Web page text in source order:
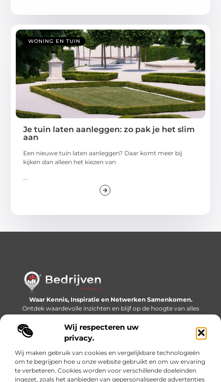
Wij respecteren uw
privacy.
Wij maken gebruik van cookies en vergelijkbare technologieën
om te begrijpen hoe u onze website gebruikt en om uw ervaring
te verbeteren. Cookies worden voor verschillende doeleinden
ingezet, zoals het aanbieden van gepersonaliseerde advertenties
WONING EN TUIN
Je tuin laten aanleggen: zo pak je het slim
aan
Een nieuwe tuin laten aanleggen? Daar komt meer bij
kijken dan alleen het kiezen van
Waar Kennis, Inspiratie en Netwerken Samenkomen.
Ontdek waardevolle inzichten en blijf op de hoogte van alles
wat er speelt in de wereld.
Bericht categorie
Onze informatie